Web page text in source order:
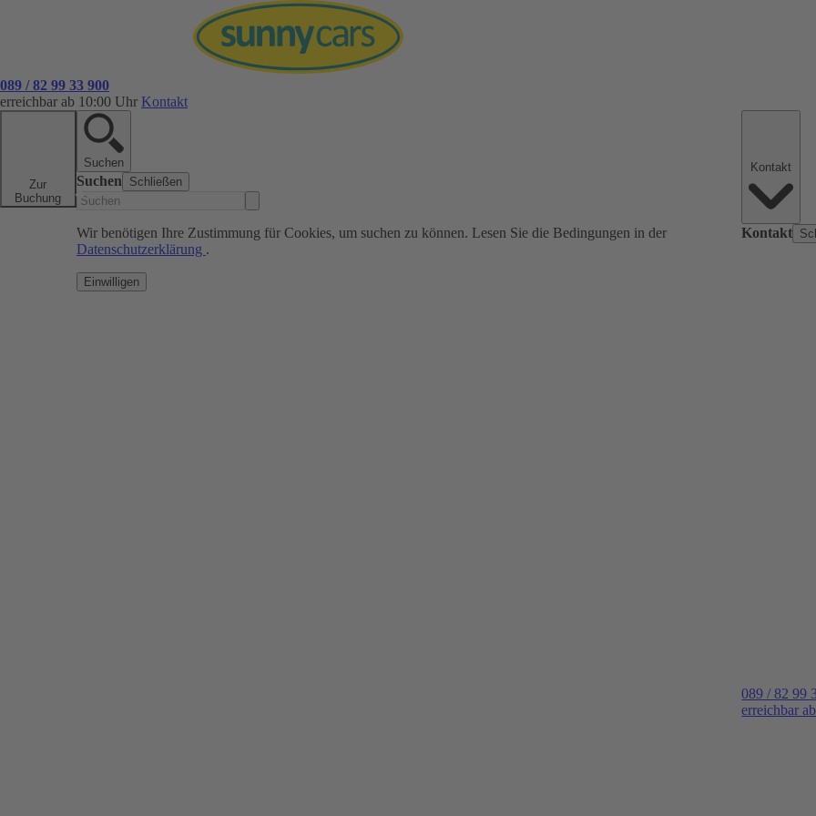
089 / 82 99 33 900
erreichbar ab 10:00 Uhr Kontakt
Zur
Buchung
Suchen
Suchen Schließen
Wir benötigen Ihre Zustimmung für Cookies, um suchen zu können. Lesen Sie die Bedingungen in der
Datenschutzerklärung .
Einwilligen
Kontakt
089 / 82 99
erreichbar